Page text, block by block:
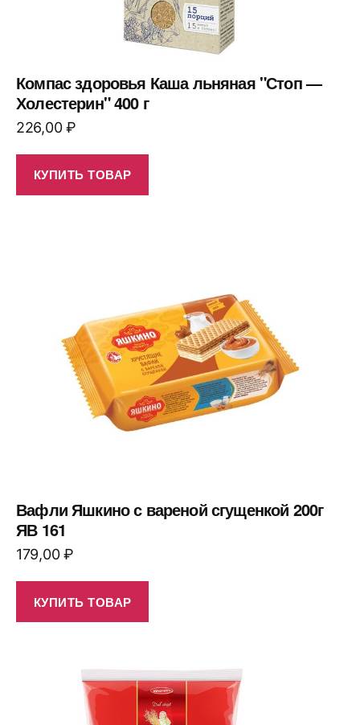
Компас здоровья Каша льняная "Стоп —
Холестерин" 400 г
226,00₽
КУПИТЬ ТОВАР
Вафли Яшкино с вареной сгущенкой 200г
ЯВ 161
179,00₽
КУПИТЬ ТОВАР